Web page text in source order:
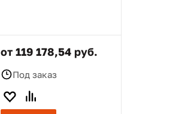
от 119 178,54 руб.
Под заказ